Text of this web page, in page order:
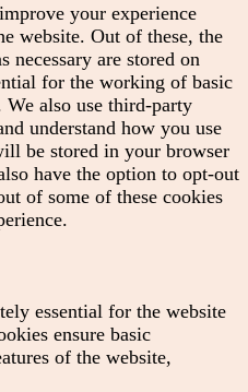
your experience
website. Out of these, the
necessary are stored on
for the working of basic
also use third-party
understand how you use
be stored in your browser
have the option to opt-out
of some of these cookies
essential for the website
ensure basic
of the website,